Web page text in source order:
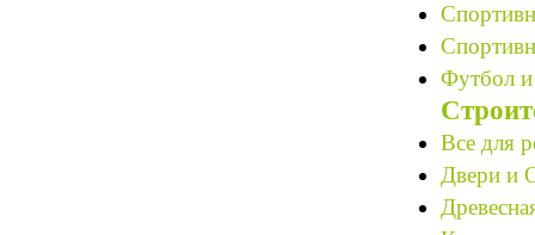
Футбол
Все для
Двери и